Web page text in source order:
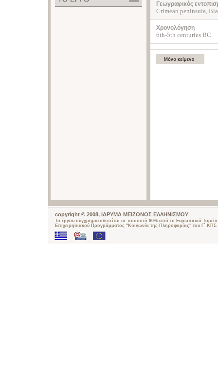
Γεωγραφικός
Crimean peninsula,
Χρονολόγηση
6th-5th centuries BC
copyright © 2008, ΙΔΡΥΜΑ ΜΕΙΖΟΝΟΣ ΕΛΛΗΝΙΣΜΟΥ
Το έργου συγχρηματοδοτείται σε ποσοστό 80% από το Ευρωπαϊκό
Επιχειρησιακού Προγράμματος "Κοινωνία της Πληροφορίας" του Γ΄ ΚΠΣ.